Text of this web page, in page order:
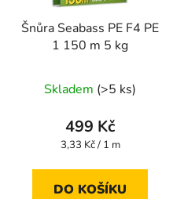
Šnůra Seabass PE F4 PE
1 150 m 5 kg
Skladem (>5 ks)
499 Kč
Měrná
3,33 Kč / 1 m
DO KOŠÍKU